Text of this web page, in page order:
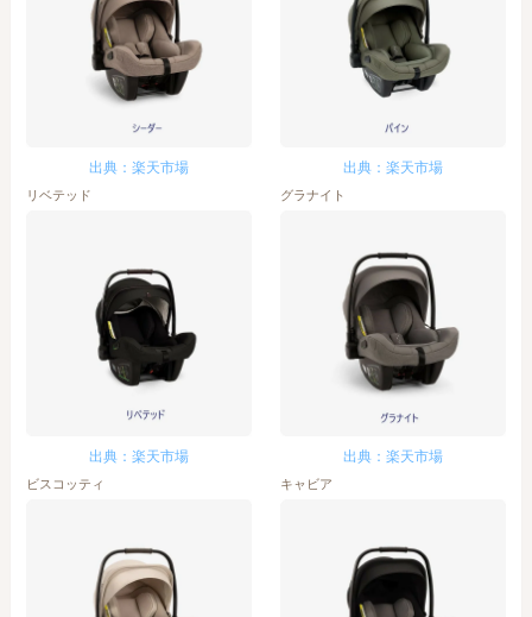
出典：楽天市場 出典：楽天市場
リベテッド
出典：楽天市場
グラナイト
出典：楽天市場
ビスコッティ キャビア